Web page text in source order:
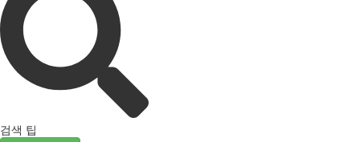
검색 팁